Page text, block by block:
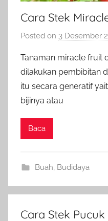
Cara Stek
Posted on 3 Desember
Tanaman miracle fruit
dilakukan pembibitan
itu secara generatif
bijinya atau
Baca
Buah Budidaya
Cara Stek